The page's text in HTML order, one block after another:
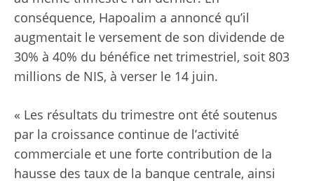
conséquence, Hapoalim a annoncé qu’il
augmentait le versement de son dividende de
30% à 40% du bénéfice net trimestriel, soit 803
millions de NIS, à verser le 14 juin.
« Les résultats du trimestre ont été soutenus
par la croissance continue de l’activité
commerciale et une forte contribution de la
hausse des taux de la banque centrale, ainsi